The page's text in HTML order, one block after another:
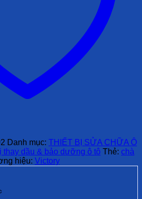
Danh mục: THIẾT BỊ SỬA CHỮA Ô
thay dầu & bảo dưỡng ô tô Thẻ: chà
hiệu: Victory